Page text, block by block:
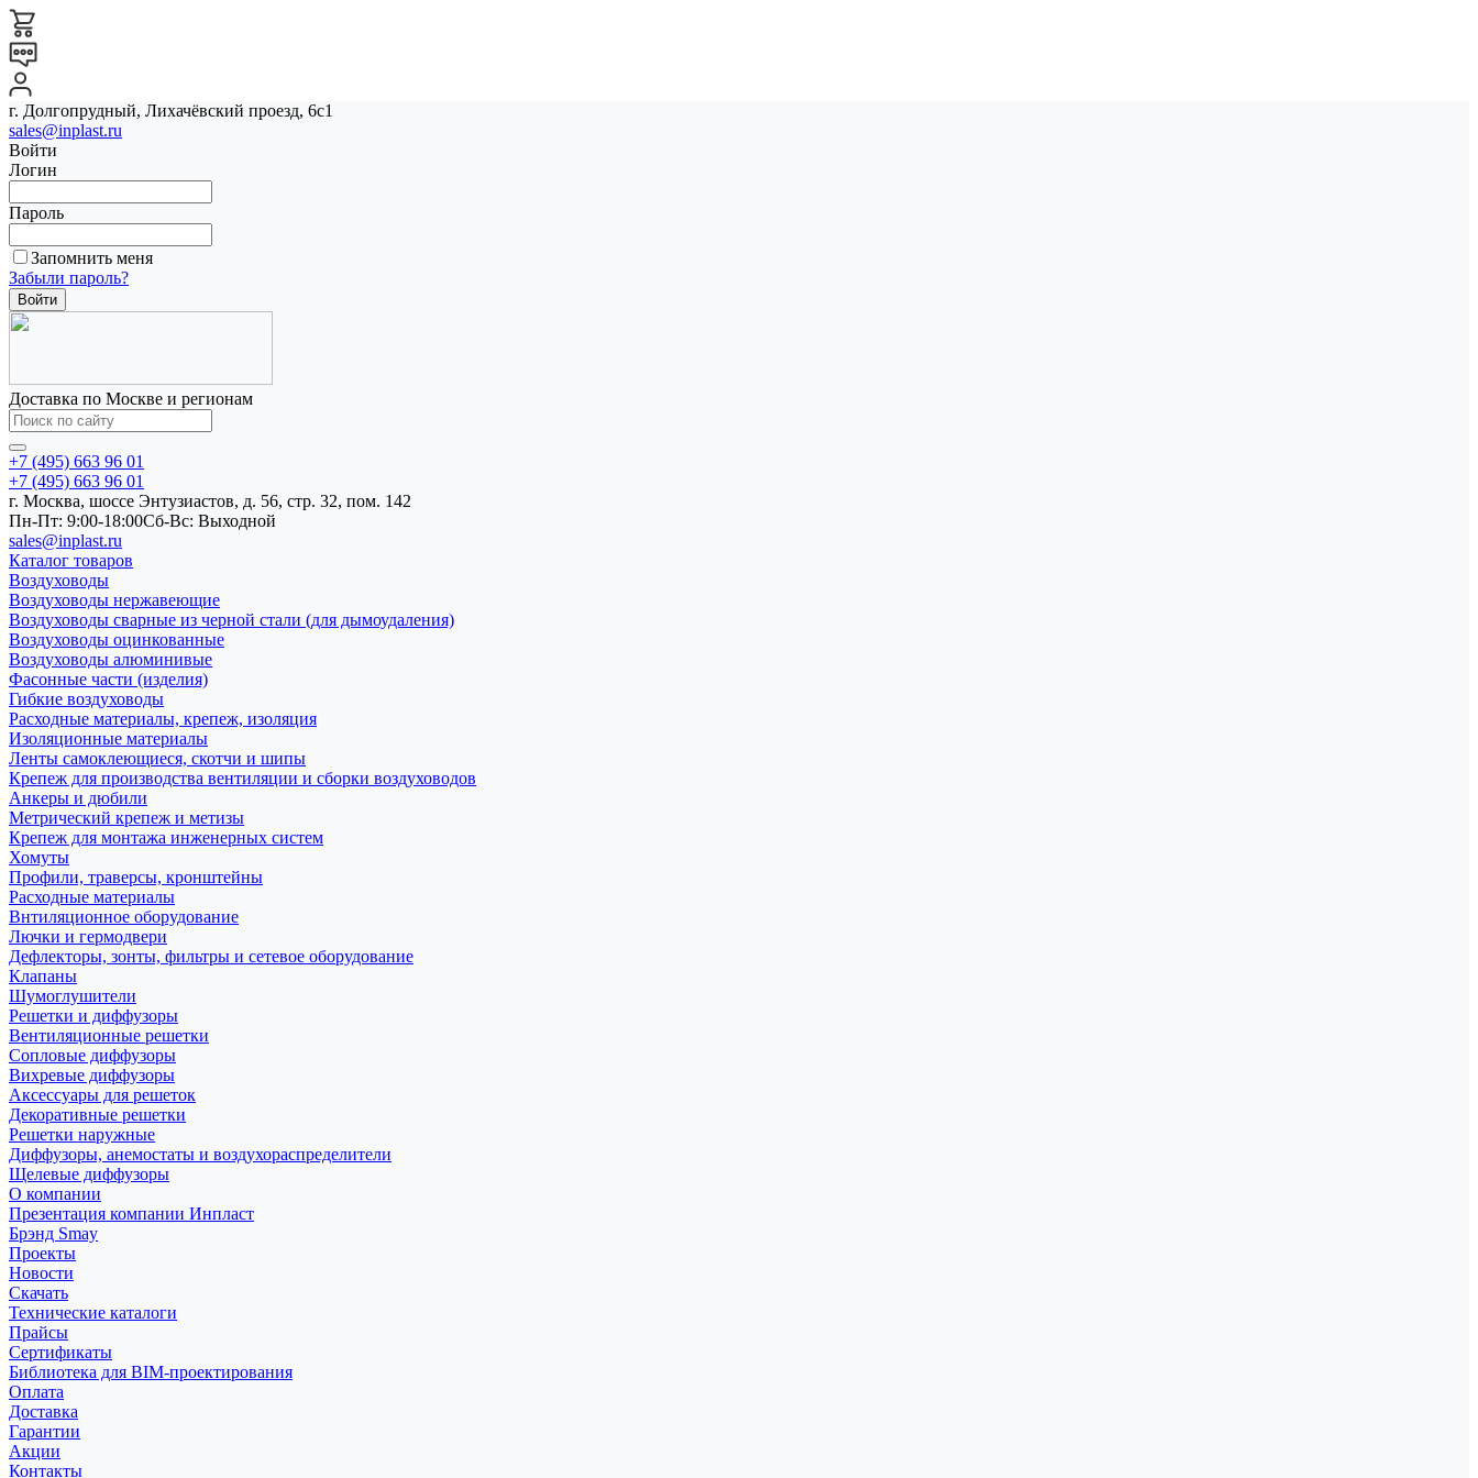
г. Долгопрудный, Лихачёвский проезд, 6с1
sales@inplast.ru
Войти
Логин
Пароль
Запомнить меня
Забыли пароль?
Доставка по Москве и регионам
+7 (495) 663 96 01
+7 (495) 663 96 01
г. Москва, шоссе Энтузиастов, д. 56, стр. 32, пом. 142
Пн-Пт: 9:00-18:00Cб-Вс: Выходной
sales@inplast.ru
Каталог товаров
Воздуховоды
Воздуховоды нержавеющие
Воздуховоды сварные из черной стали (для дымоудаления)
Воздуховоды оцинкованные
Воздуховоды алюминивые
Фасонные части (изделия)
Гибкие воздуховоды
Расходные материалы, крепеж, изоляция
Изоляционные материалы
Ленты самоклеющиеся, скотчи и шипы
Крепеж для производства вентиляции и сборки воздуховодов
Анкеры и дюбили
Метрический крепеж и метизы
Крепеж для монтажа инженерных систем
Хомуты
Профили, траверсы, кронштейны
Расходные материалы
Внтиляционное оборудование
Лючки и гермодвери
Дефлекторы, зонты, фильтры и сетевое оборудование
Клапаны
Шумоглушители
Решетки и диффузоры
Вентиляционные решетки
Сопловые диффузоры
Вихревые диффузоры
Аксессуары для решеток
Декоративные решетки
Решетки наружные
Диффузоры, анемостаты и воздухораспределители
Щелевые диффузоры
О компании
Презентация компании Инпласт
Брэнд Smay
Проекты
Новости
Скачать
Технические каталоги
Прайсы
Сертификаты
Библиотека для BIM-проектирования
Оплата
Доставка
Гарантии
Акции
Контакты